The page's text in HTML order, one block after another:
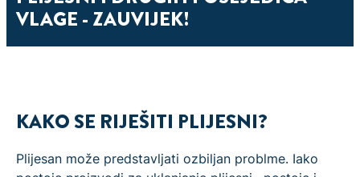
VLAGE - ZAUVIJEK!
KAKO SE RIJEŠITI PLIJESNI?
Plijesan može predstavljati ozbiljan problme. Iako